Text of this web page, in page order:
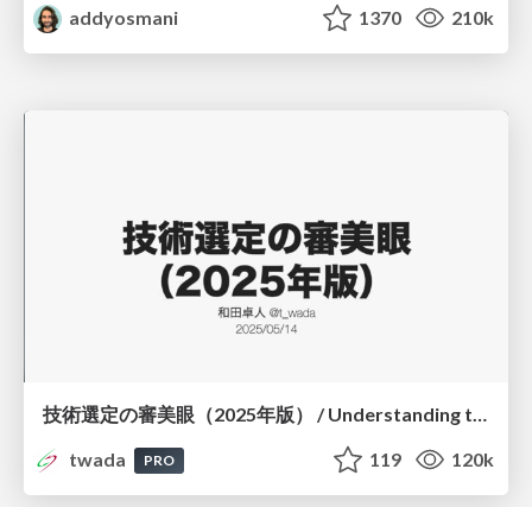
addyosmani
1370 210k
技術選定の審美眼（2025年版） / Understanding the Spiral of Technologies 2025 edition
twada
PRO 119 120k